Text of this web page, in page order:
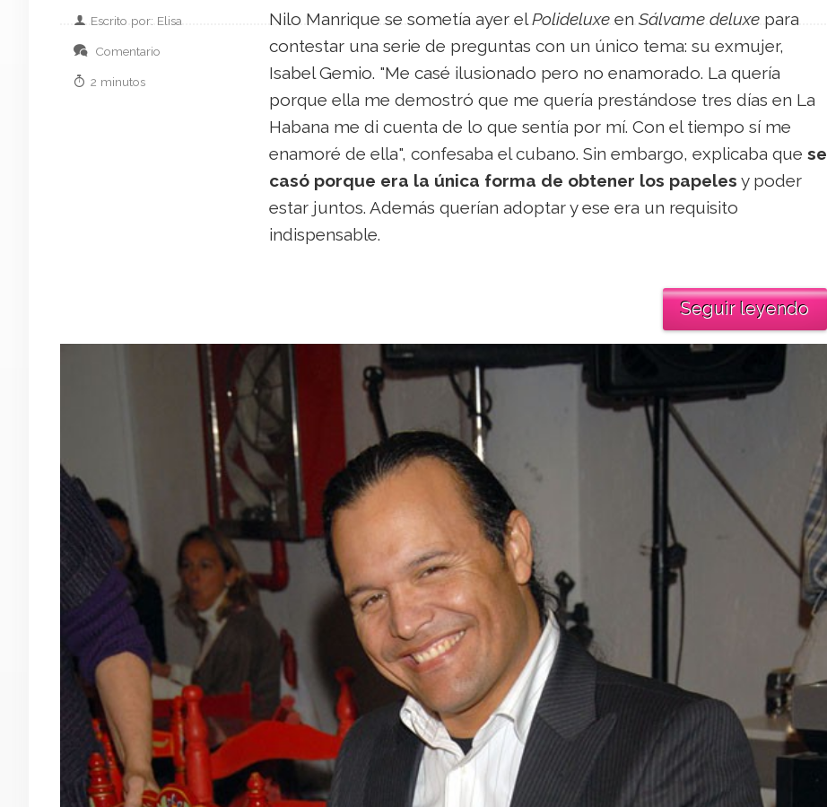
Escrito por: Elisa
Comentario
2 minutos
Nilo Manrique se sometía ayer elPolideluxeen Sálvame deluxepara
contestar una serie de preguntas con un único tema: su exmujer,
Isabel Gemio. "Me casé ilusionado pero no enamorado. La quería
porque ella me demostró que me quería prestándose tres días en La
Habana me di cuenta de lo que sentía por mí. Con el tiempo sí me
enamoré de ella", confesaba el cubano. Sin embargo, explicaba que se
casó porque era la única forma de obtener los papeles y poder
estar juntos. Además querían adoptar y ese era un requisito
indispensable.
Seguir leyendo